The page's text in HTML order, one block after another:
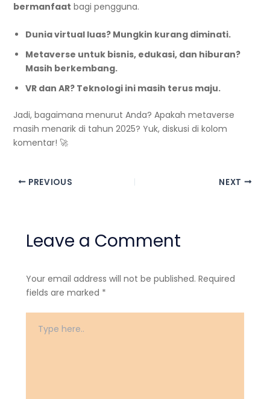
bermanfaat bagi pengguna.
Dunia virtual luas? Mungkin kurang diminati.
Metaverse untuk bisnis, edukasi, dan hiburan?
Masih berkembang.
VR dan AR? Teknologi ini masih terus maju.
Jadi, bagaimana menurut Anda? Apakah metaverse
masih menarik di tahun 2025? Yuk, diskusi di kolom
komentar! 🚀
PREVIOUS NEXT
Leave a Comment
Your email address will not be published. Required
fields are marked *
Type
here..